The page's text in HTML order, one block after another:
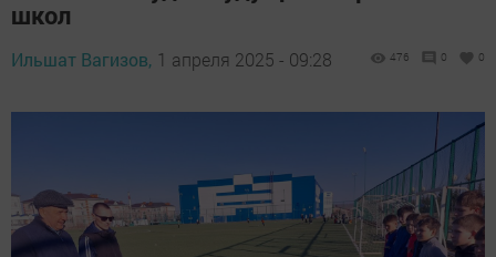
школ
Ильшат Вагизов, 1 апреля 2025 - 09:28 476 0 0